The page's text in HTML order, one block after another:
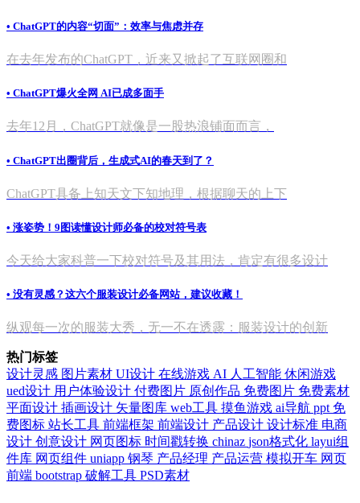
• ChatGPT的内容“切面”：效率与焦虑并存
在去年发布的ChatGPT，近来又掀起了互联网圈和
• ChatGPT爆火全网 AI已成多面手
去年12月，ChatGPT就像是一股热浪铺面而言，
• ChatGPT出圈背后，生成式AI的春天到了？
ChatGPT具备上知天文下知地理，根据聊天的上下
• 涨姿势！9图读懂设计师必备的校对符号表
今天给大家科普一下校对符号及其用法，肯定有很多设计
• 没有灵感？这六个服装设计必备网站，建议收藏！
纵观每一次的服装大秀，无一不在透露：服装设计的创新
热门标签
设计灵感 图片素材 UI设计 在线游戏 AI 人工智能 休闲游戏
ued设计 用户体验设计 付费图片 原创作品 免费图片 免费素材
平面设计 插画设计 矢量图库 web工具 摸鱼游戏 ai导航 ppt 免
费图标 站长工具 前端框架 前端设计 产品设计 设计标准 电商
设计 创意设计 网页图标 时间戳转换 chinaz json格式化 layui组
件库 网页组件 uniapp 钢琴 产品经理 产品运营 模拟开车 网页
前端 bootstrap 破解工具 PSD素材